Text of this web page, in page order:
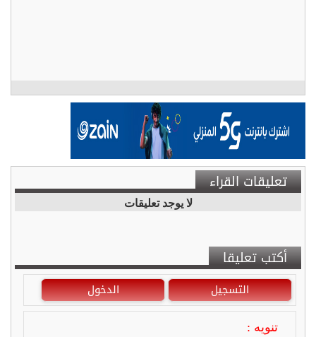
تعليقات القراء
لا يوجد تعليقات
أكتب تعليقا
التسجيل الدخول
تنويه :